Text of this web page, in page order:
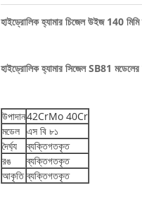
হাইড্রোলিক হ্যামার চিজেল উইজ 140
হাইড্রোলিক হ্যামার সিজেল SB81 মডেলের
উপাদান42CrMo 40Cr
মডেল এস বি ৮১
দৈর্ঘ্য
ব্যক্তিগতকৃত
রঙ
ব্যক্তিগতকৃত
আকৃতি ব্যক্তিগতকৃত